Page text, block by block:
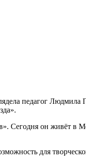
педагог
Сегодня он живёт в
для